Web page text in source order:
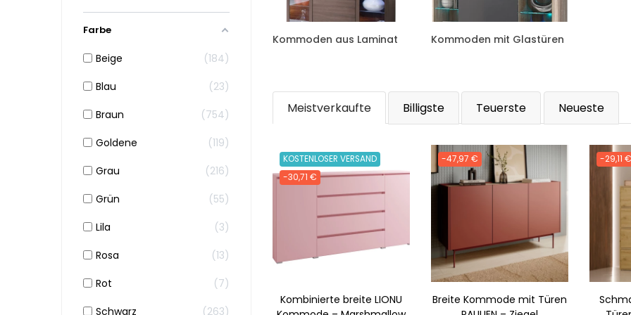
Farbe
Beige
184
Blau
23
Braun
754
Goldene
119
Grau
216
Grün
55
Lila
3
Rosa
13
Rot
7
Schwarz
263
Kommoden aus Laminat Kommoden mit Glastüren
Meistverkaufte Billigste Teuerste Neueste
KOSTENLOSER VERSAND
-30,71 €
Kombinierte breite LIONU
-47,97 €
Breite Kommode mit Türen
-29,11 €